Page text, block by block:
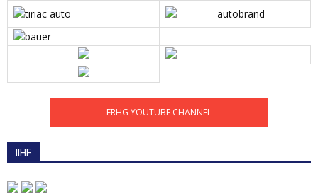
FRHG YOUTUBE CHANNEL
IIHF